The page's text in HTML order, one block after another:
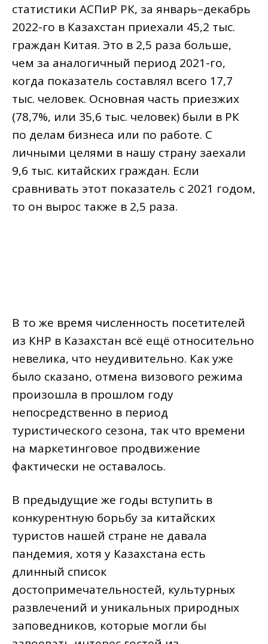
статистики АСПиР РК, за январь–декабрь
2022-го в Казахстан приехали 45,2 тыс.
граждан Китая. Это в 2,5 раза больше,
чем за аналогичный период 2021-го,
когда показатель составлял всего 17,7
тыс. человек. Основная часть приезжих
(78,7%, или 35,6 тыс. человек) были в РК
по делам бизнеса или по работе. С
личными целями в нашу страну заехали
9,6 тыс. китайских граждан. Если
сравнивать этот показатель с 2021 годом,
то он вырос также в 2,5 раза.
В то же время численность посетителей
из КНР в Казахстан всё ещё относительно
невелика, что неудивительно. Как уже
было сказано, отмена визового режима
произошла в прошлом году
непосредственно в период
туристического сезона, так что времени
на маркетинговое продвижение
фактически не оставалось.
В предыдущие же годы вступить в
конкурентную борьбу за китайских
туристов нашей стране не давала
пандемия, хотя у Казахстана есть
длинный список
достопримечательностей, культурных
развлечений и уникальных природных
заповедников, которые могли бы